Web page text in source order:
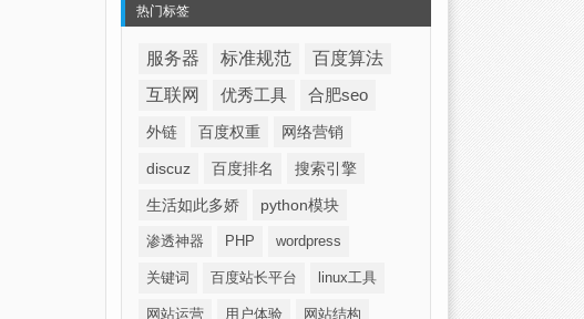
热门标签
服务器 标准规范
百度算法
互联网
优秀工具 合肥seo
外链 百度权重 网络营销
discuz 百度排名 搜索引擎
生活如此多娇 python模块
渗透神器 PHP wordpress
关键词 百度站长平台 linux工具
网站运营 用户体验 网站结构